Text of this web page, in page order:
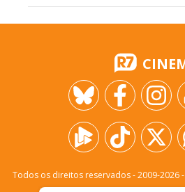
Todos os direitos reservados - 2009-2026-